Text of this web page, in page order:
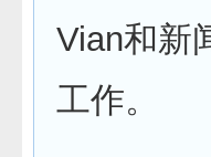
Vian和新
工作。